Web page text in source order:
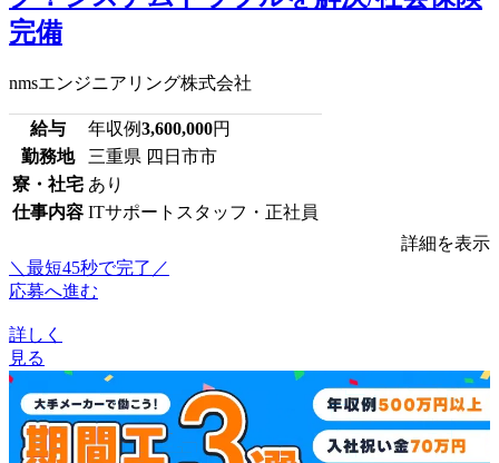
完備
nmsエンジニアリング株式会社
給与 年収例3,600,000円
勤務地
三重県 四日市市
寮・社宅 あり
仕事内容 ITサポートスタッフ・正社員
詳細を表示
＼最短45秒で完了／
応募へ進む
詳しく
見る